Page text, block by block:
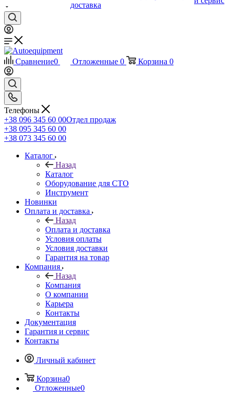
доставка
Сравнение0 Отложенные 0 Корзина 0
Телефоны
+38 096 345 60 00Отдел продаж
+38 095 345 60 00
+38 073 345 60 00
Каталог
Назад
Каталог
Оборудование для СТО
Инструмент
Новинки
Оплата и доставка
Назад
Оплата и доставка
Условия оплаты
Условия доставки
Гарантия на товар
Компания
Назад
Компания
О компании
Карьера
Контакты
Документация
Гарантия и сервис
Контакты
Личный кабинет
Корзина0
Отложенные0